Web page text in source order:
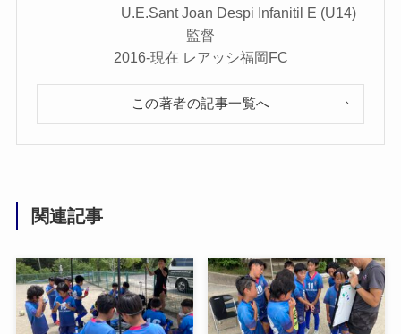
U.E.Sant Joan Despi Infanitil E (U14)
監督
2016-現在 レアッシ福岡FC
この著者の記事一覧へ
関連記事